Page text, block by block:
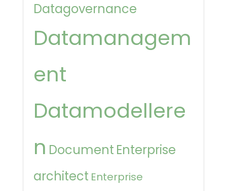
Datagovernance
Datamanagem
ent
Datamodellere
n Document Enterprise
architect Enterprise